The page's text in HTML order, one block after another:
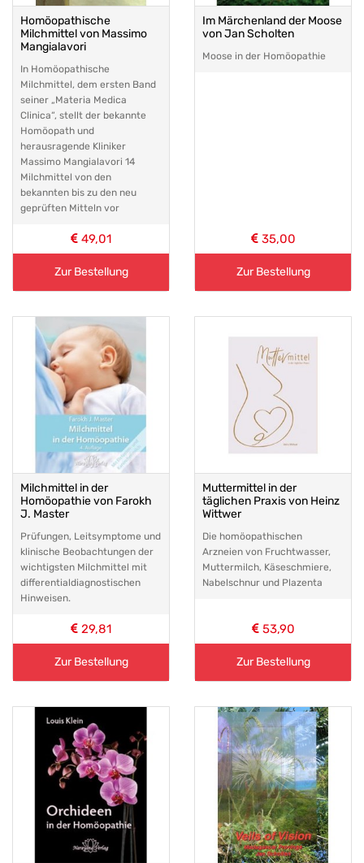
Homöopathische
Milchmittel von Massimo
Mangialavori
In Homöopathische
Milchmittel, dem ersten Band
seiner „Materia Medica
Clinica“, stellt der bekannte
Homöopath und
herausragende Kliniker
Massimo Mangialavori 14
Milchmittel von den
bekannten bis zu den neu
geprüften Mitteln vor
49,01
Zur Bestellung
Im Märchenland der Moose
von Jan Scholten
Moose in der Homöopathie
35,00
Zur Bestellung
Milchmittel in der
Homöopathie von Farokh
J. Master
Prüfungen, Leitsymptome und
klinische Beobachtungen der
wichtigsten Milchmittel mit
differentialdiagnostischen
Hinweisen.
29,81
Zur Bestellung
Muttermittel in der
täglichen Praxis von Heinz
Wittwer
Die homöopathischen
Arzneien von Fruchtwasser,
Muttermilch, Käseschmiere,
Nabelschnur und Plazenta
53,90
Zur Bestellung